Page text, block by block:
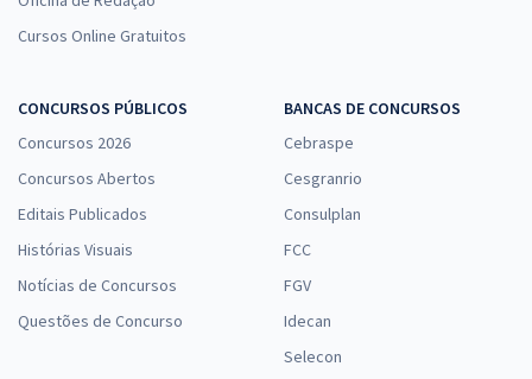
Cursos Online Gratuitos
CONCURSOS PÚBLICOS
Concursos 2026
Concursos Abertos
Editais Publicados
Histórias Visuais
Notícias de Concursos
Questões de Concurso
BANCAS DE CONCURSOS
Cebraspe
Cesgranrio
Consulplan
FCC
FGV
Idecan
Selecon